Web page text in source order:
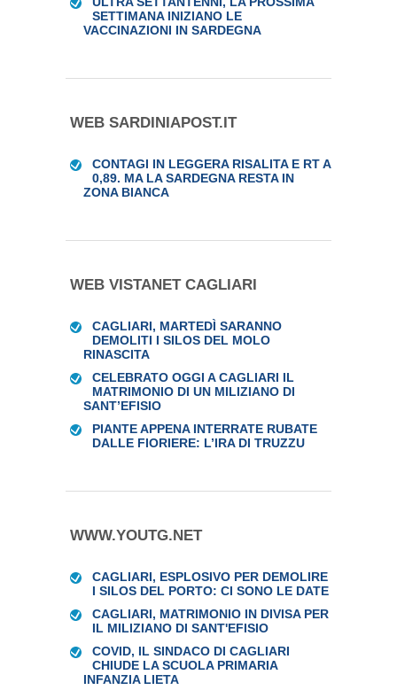
SETTIMANA INIZIANO LE
VACCINAZIONI IN SARDEGNA
WEB SARDINIAPOST.IT
CONTAGI IN LEGGERA RISALITA E RT A
0,89. MA LA SARDEGNA RESTA IN
ZONA BIANCA
WEB VISTANET CAGLIARI
CAGLIARI, MARTEDÌ SARANNO
DEMOLITI I SILOS DEL MOLO
RINASCITA
CELEBRATO OGGI A CAGLIARI IL
MATRIMONIO DI UN MILIZIANO DI
SANT’EFISIO
PIANTE APPENA INTERRATE RUBATE
DALLE FIORIERE: L’IRA DI TRUZZU
WWW.YOUTG.NET
CAGLIARI, ESPLOSIVO PER DEMOLIRE
I SILOS DEL PORTO: CI SONO LE DATE
CAGLIARI, MATRIMONIO IN DIVISA PER
IL MILIZIANO DI SANT'EFISIO
COVID, IL SINDACO DI CAGLIARI
CHIUDE LA SCUOLA PRIMARIA
INFANZIA LIETA